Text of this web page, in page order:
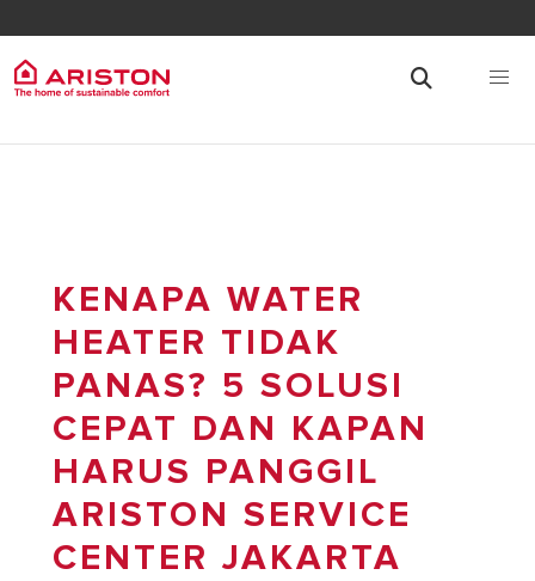
KENAPA WATER
HEATER TIDAK
PANAS? 5 SOLUSI
CEPAT DAN KAPAN
HARUS PANGGIL
ARISTON SERVICE
CENTER JAKARTA